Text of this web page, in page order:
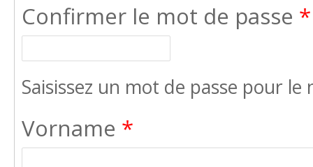
Confirmer le mot de passe *
Saisissez un mot de passe pour
Vorname *